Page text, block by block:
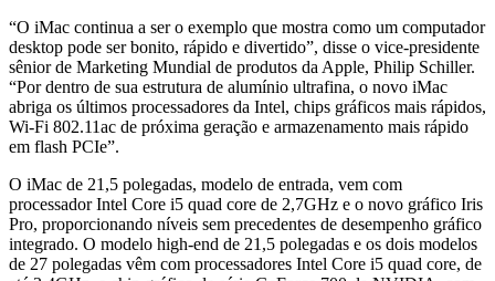
“O iMac continua a ser o exemplo que mostra como um computador
desktop pode ser bonito, rápido e divertido”, disse o vice-presidente
sênior de Marketing Mundial de produtos da Apple, Philip Schiller.
“Por dentro de sua estrutura de alumínio ultrafina, o novo iMac
abriga os últimos processadores da Intel, chips gráficos mais rápidos,
Wi-Fi 802.11ac de próxima geração e armazenamento mais rápido
em flash PCIe”.
O iMac de 21,5 polegadas, modelo de entrada, vem com
processador Intel Core i5 quad core de 2,7GHz e o novo gráfico Iris
Pro, proporcionando níveis sem precedentes de desempenho gráfico
integrado. O modelo high-end de 21,5 polegadas e os dois modelos
de 27 polegadas vêm com processadores Intel Core i5 quad core, de